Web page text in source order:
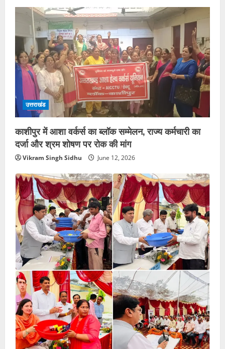
उत्तराखंड
काशीपुर में आशा वर्कर्स का ब्लॉक सम्मेलन, राज्य कर्मचारी का
दर्जा और श्रम शोषण पर रोक की मांग
Vikram Singh Sidhu June 12, 2026